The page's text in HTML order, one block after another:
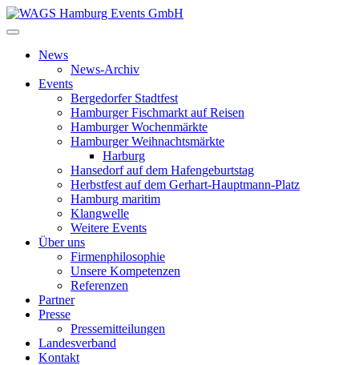
News
News-Archiv
Events
Bergedorfer Stadtfest
Hamburger Fischmarkt auf Reisen
Hamburger Wochenmärkte
Hamburger Weihnachtsmärkte
Harburg
Hansedorf auf dem Hafengeburtstag
Herbstfest auf dem Gerhart-Hauptmann-Platz
Hamburg maritim
Klangwelle
Weitere Events
Über uns
Firmenphilosophie
Unsere Kompetenzen
Referenzen
Partner
Presse
Pressemitteilungen
Landesverband
Kontakt